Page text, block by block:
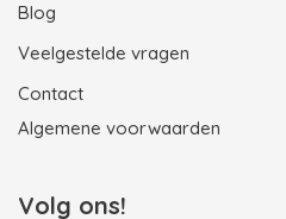
Blog
Veelgestelde vragen
Contact
Algemene voorwaarden
Volg ons!